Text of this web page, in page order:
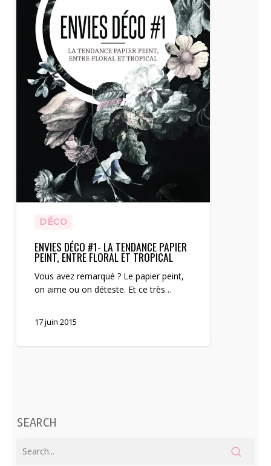
DÉCO
ENVIES DÉCO #1- LA TENDANCE PAPIER
PEINT, ENTRE FLORAL ET TROPICAL
Vous avez remarqué ? Le papier peint,
on aime ou on déteste. Et ce très…
17 juin 2015
SEARCH